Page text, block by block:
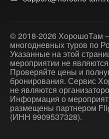
© 2018-2026 ХорошоТам —
многодневных туров по
Указанные на этой
мероприятии не
Проверяйте цены и
бронирования. Сервис
не являются
Информация о
размещены партнером
(ИНН 9909537328).